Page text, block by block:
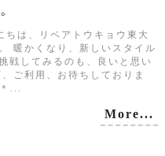
ちは、リベアトウキョウ東大
暖かくなり、新しいスタイル
戦してみるのも、良いと思い
ご利用、お待ちしておりま
...
More...